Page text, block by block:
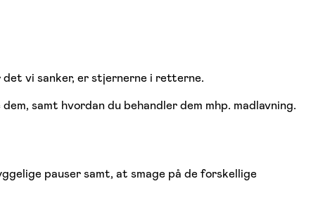
vi sanker, er stjernerne i retterne.
samt hvordan du behandler dem mhp. madlavning.
pauser samt, at smage på de forskellige